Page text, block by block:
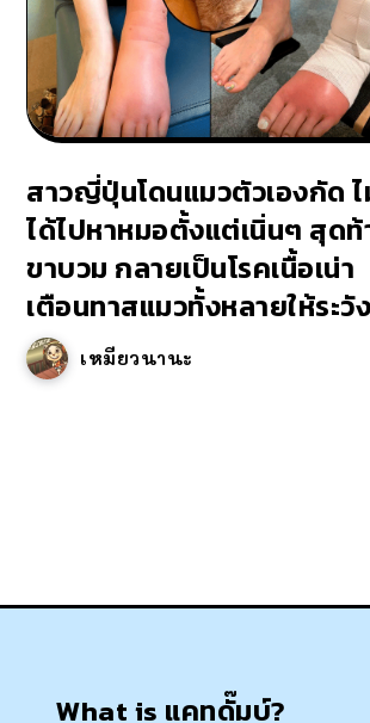
สาวญี่ปุ่นโดนแมวตัวเองกัด
ได้ไปหาหมอตั้งแต่เนิ่นๆ สุดท้
ขาบวม กลายเป็นโรคเนื้อเน่า
เตือนทาสแมวทั้งหลายให้ระวัง
เหมียวนานะ
What is แคทดั๊มบ์?